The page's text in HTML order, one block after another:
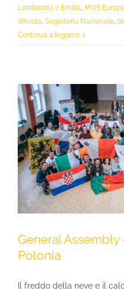
Lombardia e Emilia, MGS Europa
d'Aosta, Segreteria Nazionale,
Continua a leggere
General Assembly
Polonia
Il freddo della neve e il